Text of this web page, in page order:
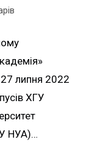
липня 2022
ХГУ
НУА)…